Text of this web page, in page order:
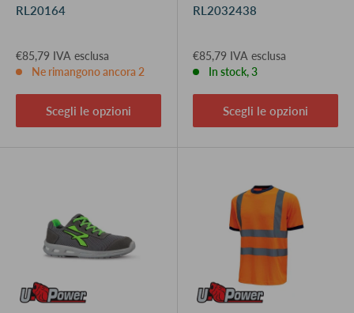
RL20164
€85,79 IVA esclusa
Ne rimangono ancora 2
Scegli le opzioni
RL2032438
€85,79 IVA esclusa
In stock, 3
Scegli le opzioni